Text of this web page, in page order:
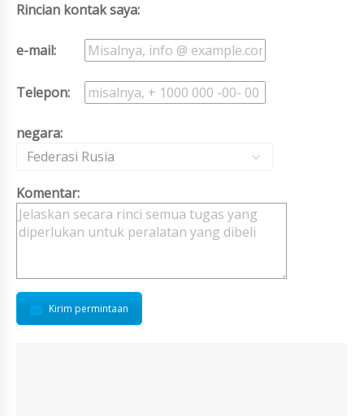
Rincian kontak saya:
e-mail:
Telepon:
negara:
Federasi Rusia
Komentar:
Kirim permintaan